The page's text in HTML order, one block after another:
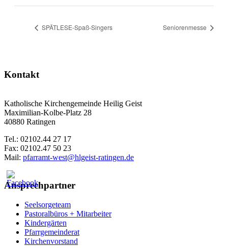
SPÄTLESE-Spaß-Singers Seniorenmesse
Kontakt
Katholische Kirchengemeinde Heilig Geist
Maximilian-Kolbe-Platz 28
40880 Ratingen
Tel.: 02102.44 27 17
Fax: 02102.47 50 23
Mail: pfarramt-west@hlgeist-ratingen.de
Ansprechpartner
Seelsorgeteam
Pastoralbüros + Mitarbeiter
Kindergärten
Pfarrgemeinderat
Kirchenvorstand